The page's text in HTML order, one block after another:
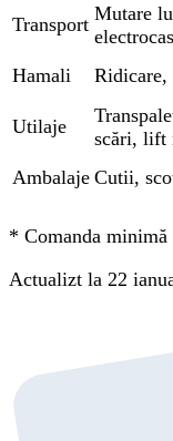
Transport Mutare
Hamali
Ridicare,
Utilaje
scări, lift
Ambalaje Cutii,
* Comanda
Actualizt la 22